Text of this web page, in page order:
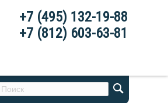
+7 (495) 132-19-88
+7 (812) 603-63-81